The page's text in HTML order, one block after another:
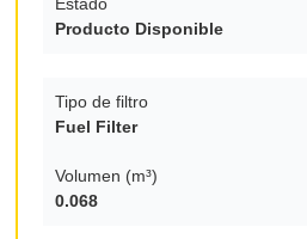
Producto Disponible
Tipo de filtro
Fuel Filter
Volumen (m³)
0.068